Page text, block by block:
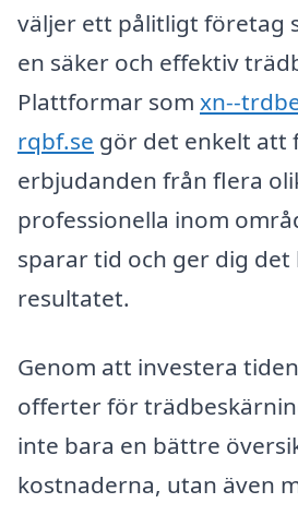
väljer ett pålitligt företag
en säker och effektiv
Plattformar som xn--
rqbf.se gör det enkelt att
erbjudanden från flera
professionella inom
sparar tid och ger dig det
resultatet.
Genom att investera
offerter för
inte bara en bättre
kostnaderna, utan även